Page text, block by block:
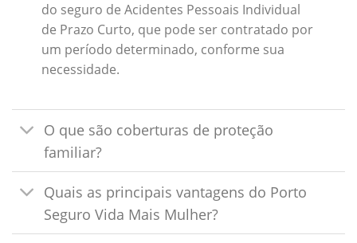
do seguro de Acidentes Pessoais Individual
de Prazo Curto, que pode ser contratado por
um período determinado, conforme sua
necessidade.
O que são coberturas de proteção
familiar?
Quais as principais vantagens do Porto
Seguro Vida Mais Mulher?